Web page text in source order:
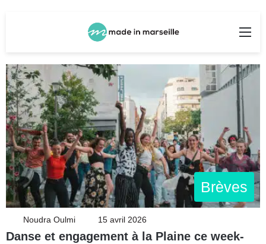
Brèves
Noudra Oulmi 15 avril 2026
Danse et engagement à la Plaine ce week-